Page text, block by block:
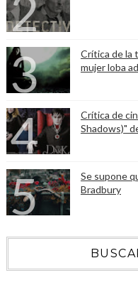
Crítica de la
mujer loba
Crítica de
Shadows)"
Se supone
Bradbury